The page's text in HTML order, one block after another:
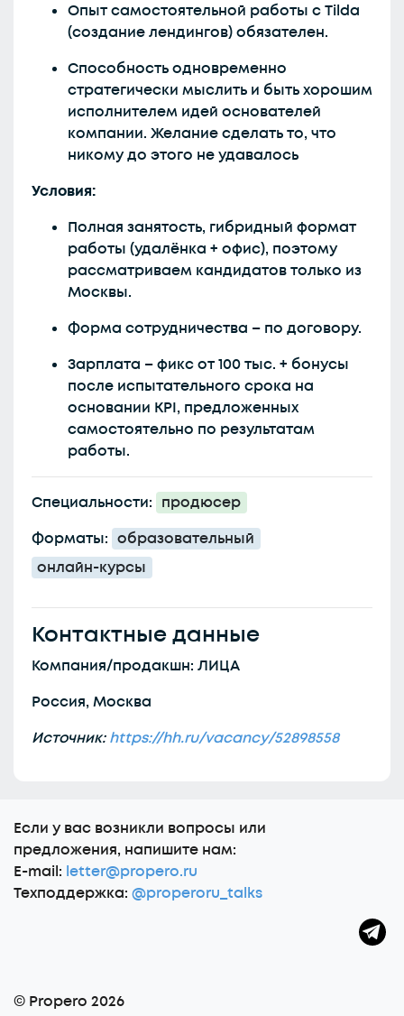
Опыт самостоятельной работы с Tilda
(создание лендингов) обязателен.
Способность одновременно
стратегически мыслить и быть хорошим
исполнителем идей основателей
компании. Желание сделать то, что
никому до этого не удавалось
Условия:
Полная занятость, гибридный формат
работы (удалёнка + офис), поэтому
рассматриваем кандидатов только из
Москвы.
Форма сотрудничества – по договору.
Зарплата – фикс от 100 тыс. + бонусы
после испытательного срока на
основании KPI, предложенных
самостоятельно по результатам
работы.
Специальности: продюсер
Форматы: образовательный
онлайн-курсы
Контактные данные
Компания/продакшн: ЛИЦА
Россия, Москва
Источник:https://hh.ru/vacancy/52898558
Еcли у вас возникли вопросы или
предложения, напишите нам:
E-mail: letter@propero.ru
Техподдержка: @properoru_talks
© Propero 2026